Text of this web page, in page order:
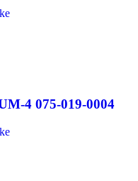
4 075-019-0004